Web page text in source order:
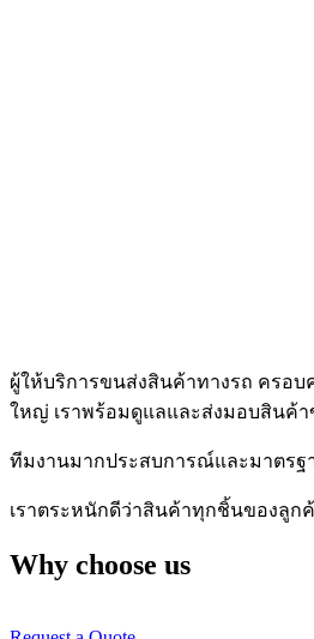
ผู้ให้บริการขนส่งสินค้าทางรถ ครอบ
ใหญ่ เราพร้อมดูแลและส่งมอบสินค้
ทีมงานมากประสบการณ์และมาตรฐ
เราตระหนักดีว่าสินค้าทุกชิ้นของลูก
Why choose us